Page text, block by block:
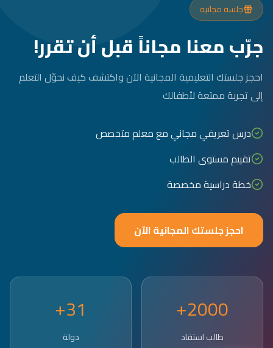
جلسة مجانية
جرّب معنا مجاناً قبل أن تقرر!
احجز جلستك التعليمية المجانية الآن واكتشف كيف نحوّل التعلم
إلى تجربة ممتعة لأطفالك
درس تعريفي مجاني مع معلم متخصص
تقييم مستوى الطالب
خطة دراسية مخصصة
احجز جلستك المجانية الآن
2000+
طالب استفاد
31+
دولة